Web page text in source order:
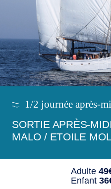
1/2 journée après-
SORTIE APRÈS-
MALO / ETOILE
Adulte
Enfant